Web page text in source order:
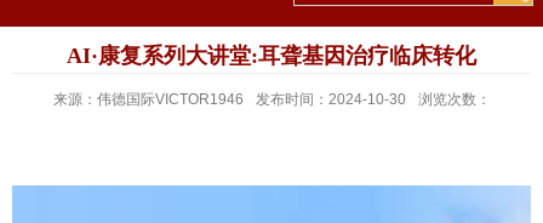
AI·康复系列大讲堂:耳聋基因治疗临床转化
来源：伟德国际VICTOR1946 发布时间：2024-10-30 浏览次数：